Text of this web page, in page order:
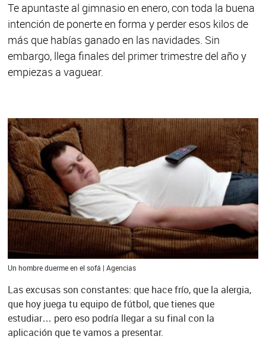
Te apuntaste al gimnasio en enero, con toda la buena
intención de ponerte en forma y perder esos kilos de
más que habías ganado en las navidades. Sin
embargo, llega finales del primer trimestre del año y
empiezas a vaguear.
Un hombre duerme en el sofá | Agencias
Las excusas son constantes: que hace frío, que la alergia,
que hoy juega tu equipo de fútbol, que tienes que
estudiar… pero eso podría llegar a su final con la
aplicación que te vamos a presentar.